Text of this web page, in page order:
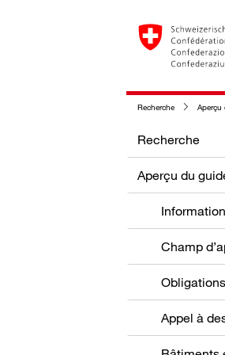
Recherche Aperçu
Recherche
Aperçu du
Champ
Appel à